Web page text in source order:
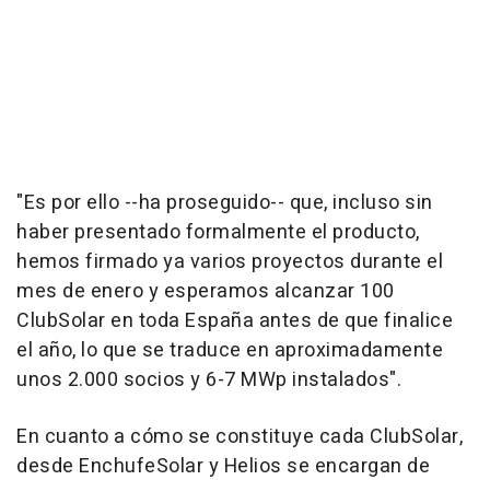
"Es por ello --ha proseguido-- que, incluso sin
haber presentado formalmente el producto,
hemos firmado ya varios proyectos durante el
mes de enero y esperamos alcanzar 100
ClubSolar en toda España antes de que finalice
el año, lo que se traduce en aproximadamente
unos 2.000 socios y 6-7 MWp instalados".
En cuanto a cómo se constituye cada ClubSolar,
desde EnchufeSolar y Helios se encargan de